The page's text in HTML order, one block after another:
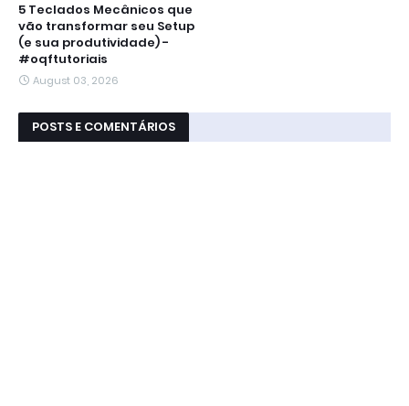
5 Teclados Mecânicos que
vão transformar seu Setup
(e sua produtividade) -
#oqftutoriais
August 03, 2026
POSTS E COMENTÁRIOS